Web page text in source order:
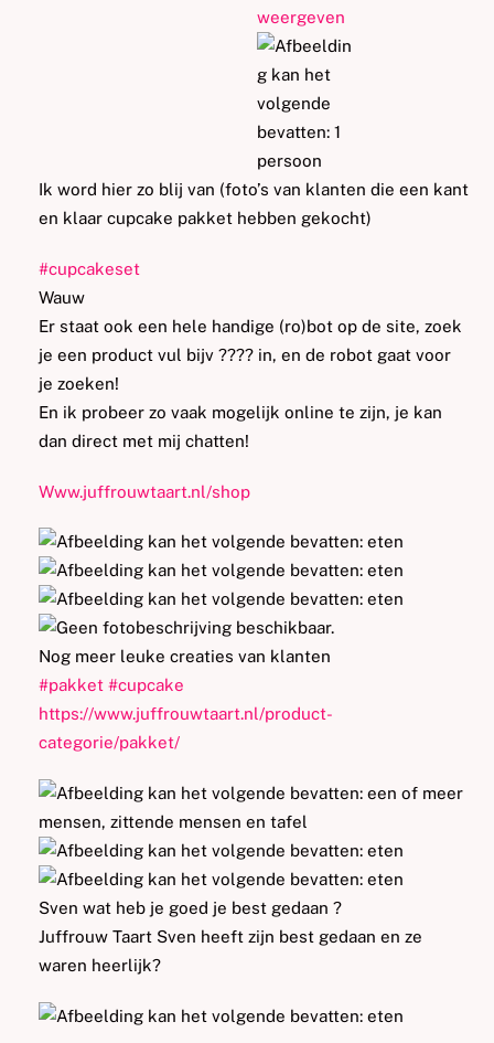
weergeven
Ik word hier zo blij van (foto’s van klanten die een kant
en klaar cupcake pakket hebben gekocht)
#cupcakeset
Wauw
Er staat ook een hele handige (ro)bot op de site, zoek
je een product vul bijv ???? in, en de robot gaat voor
je zoeken!
En ik probeer zo vaak mogelijk online te zijn, je kan
dan direct met mij chatten!
Www.juffrouwtaart.nl/shop
Nog meer leuke creaties van klanten
#pakket #cupcake
https://www.juffrouwtaart.nl/product-
categorie/pakket/
Sven wat heb je goed je best gedaan?
Juffrouw Taart Sven heeft zijn best gedaan en ze
waren heerlijk?